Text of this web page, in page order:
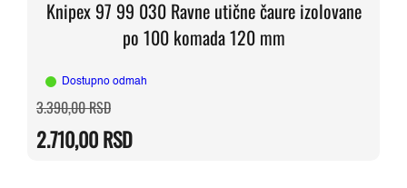
Knipex 97 99 030 Ravne utične čaure izolovane
po 100 komada 120 mm
Dostupno odmah
3.390,00RSDOriginalna
cena
bila:
3.390,00 RSD.
2.710,00RSD
Trenutna
cena
2.710,00 RSD.